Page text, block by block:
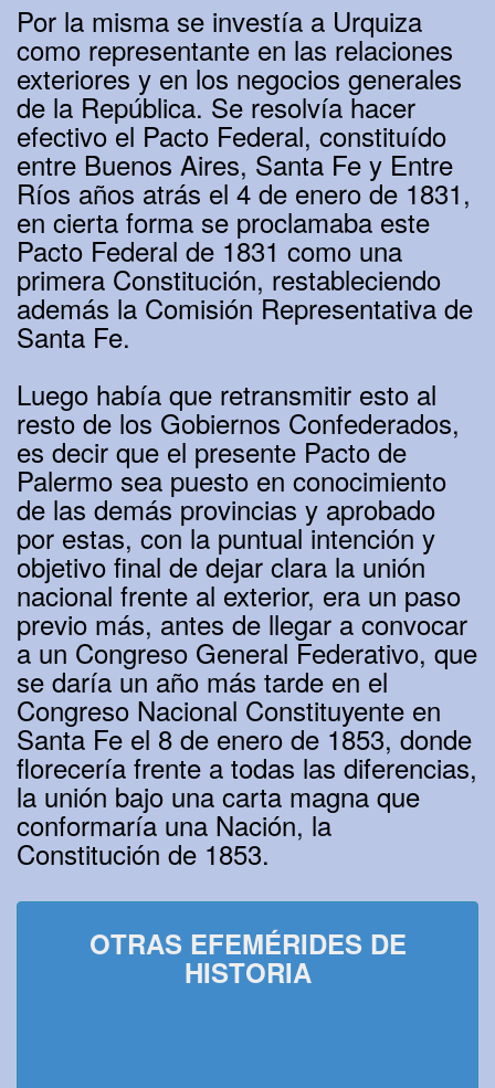
Por la misma se investía a Urquiza
como representante en las relaciones
exteriores y en los negocios generales
de la República. Se resolvía hacer
efectivo el Pacto Federal, constituído
entre Buenos Aires, Santa Fe y Entre
Ríos años atrás el 4 de enero de 1831,
en cierta forma se proclamaba este
Pacto Federal de 1831 como una
primera Constitución, restableciendo
además la Comisión Representativa de
Santa Fe.
Luego había que retransmitir esto al
resto de los Gobiernos Confederados,
es decir que el presente Pacto de
Palermo sea puesto en conocimiento
de las demás provincias y aprobado
por estas, con la puntual intención y
objetivo final de dejar clara la unión
nacional frente al exterior, era un paso
previo más, antes de llegar a convocar
a un Congreso General Federativo, que
se daría un año más tarde en el
Congreso Nacional Constituyente en
Santa Fe el 8 de enero de 1853, donde
florecería frente a todas las diferencias,
la unión bajo una carta magna que
conformaría una Nación, la
Constitución de 1853.
OTRAS EFEMÉRIDES DE
HISTORIA